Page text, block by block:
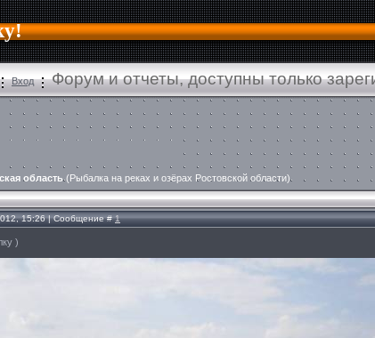
Вход Форум и отчеты, доступны только
область (Рыбалка на реках и озёрах Ростовской области)
15:26 | Сообщение #1
)